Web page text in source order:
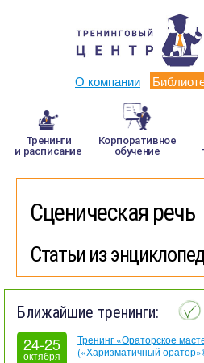
О компании
Тренинги
и расписание
Корпоративное
обучение
Сценическая речь
Статьи из
Ближайшие тренинги:
24-25
октября
Тренинг «Ораторское
(«Харизматичный